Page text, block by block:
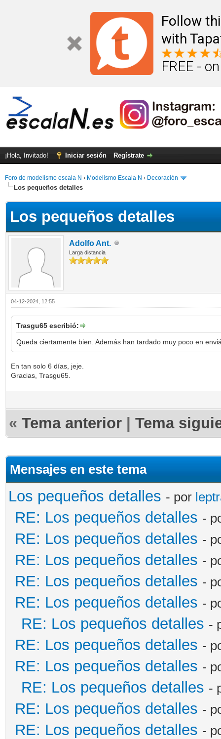
Follow
with
FREE -
¡Hola, Invitado! Iniciar sesión Regístrate
Foro de modelismo escala N › Modelismo Escala N › Decoración
Los pequeños detalles
Los pequeños detalles
Adolfo Ant.
Larga distancia
04-12-2024, 12:55
Trasgu65 escribió:
Queda ciertamente bien. Además han tardado muy poco en
En tan solo 6 días, jeje.
Gracias, Trasgu65.
« Tema anterior | Tema
Mensajes en este tema
Los pequeños detalles - por
RE: Los pequeños detalles -
RE: Los pequeños detalles -
RE: Los pequeños detalles -
RE: Los pequeños detalles -
RE: Los pequeños detalles -
RE: Los pequeños detalles -
RE: Los pequeños detalles -
RE: Los pequeños detalles -
RE: Los pequeños detalles -
RE: Los pequeños detalles -
RE: Los pequeños detalles -